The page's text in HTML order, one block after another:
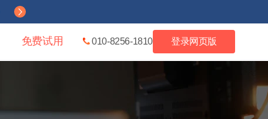
免费试用 010-8256-1810 登录网页版